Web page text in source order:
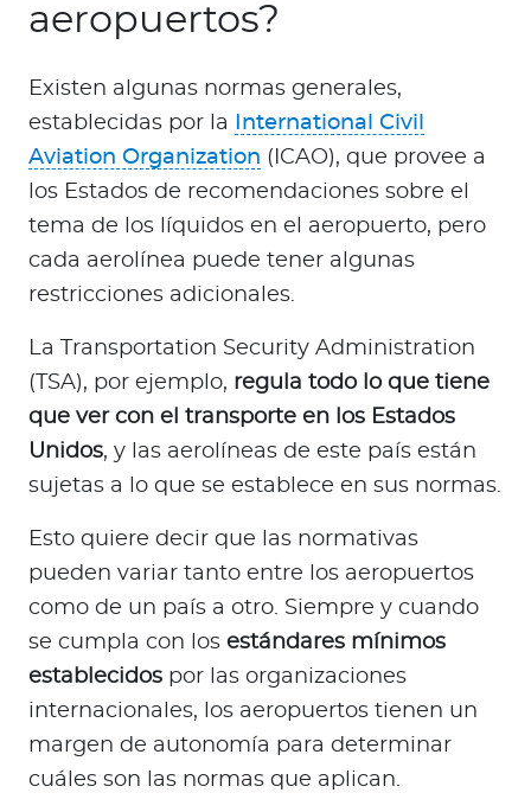
aeropuertos?
Existen algunas normas generales,
establecidas por la
International Civil
Aviation Organization (ICAO), que provee a
los Estados de recomendaciones sobre el
tema de los líquidos en el aeropuerto, pero
cada aerolínea puede tener algunas
restricciones adicionales.
La Transportation Security Administration
(TSA), por ejemplo, regula todo lo que tiene
que ver con el transporte en los Estados
Unidos, y las aerolíneas de este país están
sujetas a lo que se establece en sus normas.
Esto quiere decir que las normativas
pueden variar tanto entre los aeropuertos
como de un país a otro. Siempre y cuando
se cumpla con los estándares mínimos
establecidos por las organizaciones
internacionales, los aeropuertos tienen un
margen de autonomía para determinar
cuáles son las normas que aplican.